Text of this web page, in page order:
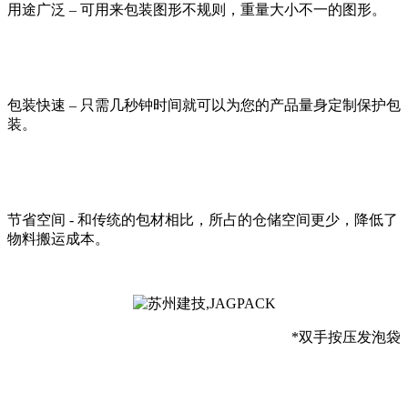
用途广泛 – 可用来包装图形不规则，重量大小不一的图形。
包装快速 – 只需几秒钟时间就可以为您的产品量身定制保护包
装。
节省空间 - 和传统的包材相比，所占的仓储空间更少，降低了
物料搬运成本。
*双手按压发泡袋